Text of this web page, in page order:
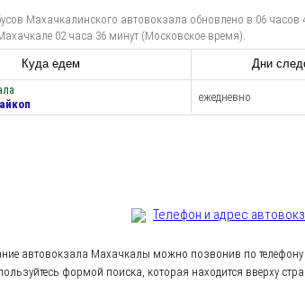
Махачкалинского автовокзала обновлено в 06
02 часа 36 минут (Московское время).
Куда едем Дни
ежедневно
Телефон и адрес
автовокзала Махачкалы можно позвонив по телефону
формой поиска, которая находится вверху